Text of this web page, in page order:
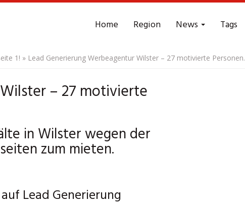
Home Region News Tags
1! » Lead Generierung Werbeagentur Wilster – 27 motivierte Personen.
– 27 motivierte
in Wilster wegen der
zum mieten.
Lead Generierung